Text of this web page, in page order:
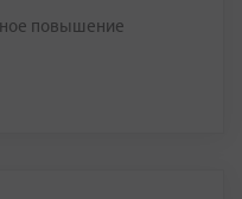
повышение